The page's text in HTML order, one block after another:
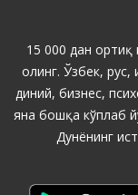
15 000 дан ортиқ
олинг. Ўзбек,
диний, бизнес,
яна бошқа кўплаб
Дунёнинг